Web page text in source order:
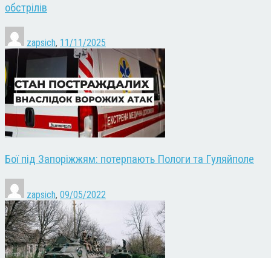
обстрілів
zapsich, 11/11/2025
Бої під Запоріжжям: потерпають Пологи та Гуляйполе
zapsich, 09/05/2022